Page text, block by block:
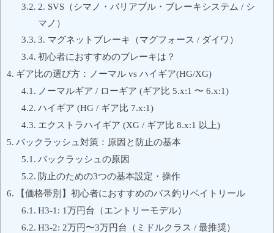
2. SVS（シマノ・バリアブル・ブレーキシステム / シ
マノ）
3. マグネットブレーキ（マグフォース / ダイワ）
初心者におすすめのブレーキは？
ギア比の選び方：ノーマル vs ハイギア(HG/XG)
ノーマルギア / ローギア (ギア比 5.x:1 〜 6.x:1)
ハイギア (HG / ギア比 7.x:1)
エクストラハイギア (XG / ギア比 8.x:1 以上)
バックラッシュ対策：原因と防止の基本
バックラッシュの原因
防止のための3つの基本設定・操作
【価格帯別】初心者におすすめのバス釣りベイトリール
H3-1: 1万円台（エントリーモデル）
H3-2: 2万円〜3万円台（ミドルクラス / 最推奨）